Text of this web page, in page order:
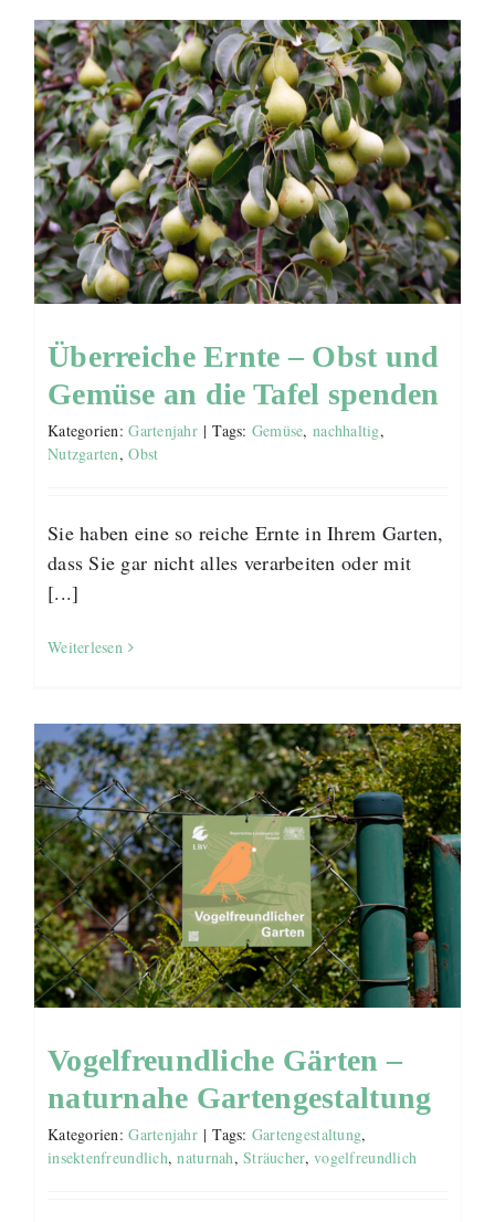
Überreiche Ernte – Obst und
Gemüse an die Tafel spenden
Kategorien:Gartenjahr | Tags: Gemüse,nachhaltig,
Nutzgarten,Obst
Sie haben eine so reiche Ernte in Ihrem Garten,
dass Sie gar nicht alles verarbeiten oder mit
[...]
Weiterlesen
Vogelfreundliche Gärten –
naturnahe Gartengestaltung
Kategorien:Gartenjahr | Tags: Gartengestaltung,
insektenfreundlich,naturnah,Sträucher,vogelfreundlich